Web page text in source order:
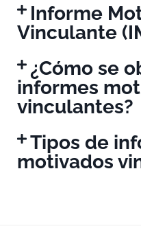
Informe
Vinculante
¿Cómo se
informes
vinculantes?
Tipos de
motivados